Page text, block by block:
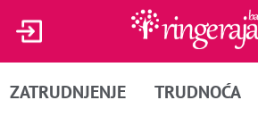
ZATRUDNJENJE TRUDNOĆA